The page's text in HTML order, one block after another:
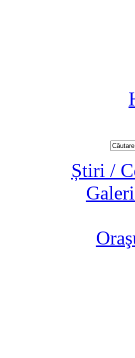
Știri /